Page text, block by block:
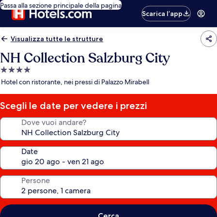
Passa alla sezione principale della pagina
Scarica l’app
Visualizza tutte le strutture
NH Collection Salzburg City
Struttura
a
stelle
Hotel con ristorante, nei pressi di Palazzo Mirabell
Scegli le date per vedere i prezzi
Dove vuoi andare?
Date
Persone